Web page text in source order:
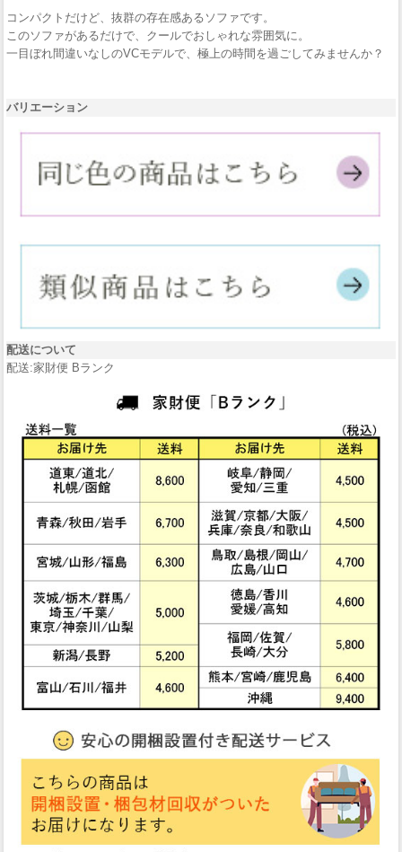
コンパクトだけど、抜群の存在感あるソファです。
このソファがあるだけで、クールでおしゃれな雰囲気に。
一目ぼれ間違いなしのVCモデルで、極上の時間を過ごしてみませんか？
バリエーション
配送について
配送:家財便 Bランク